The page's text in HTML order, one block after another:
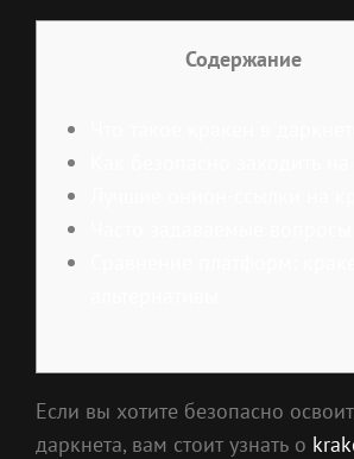
Содержание
Если вы хотите безопасно
даркнета, вам стоит узнать о